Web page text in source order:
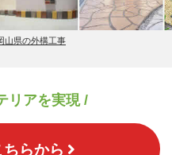
山県の外構工事
リアを実現 /
らから